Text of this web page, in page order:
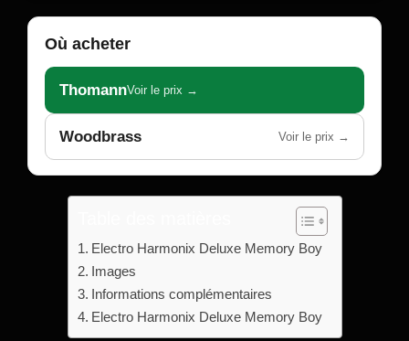
Où acheter
ThomannVoir le prix →
Woodbrass Voir le prix →
Electro Harmonix Deluxe Memory Boy
Images
Informations complémentaires
Electro Harmonix Deluxe Memory Boy